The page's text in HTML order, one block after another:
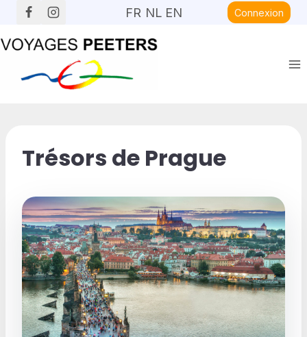
contenu
FR NL EN Connexion
Trésors de Prague